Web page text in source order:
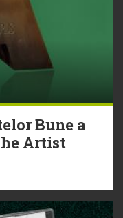
Bune a
Artist